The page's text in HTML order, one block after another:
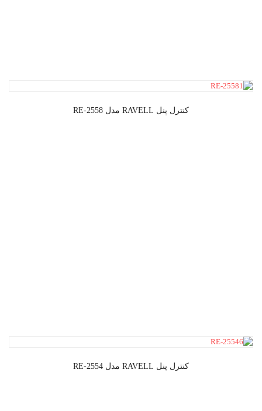
کنترل پنل RAVELL مدل RE-2558
کنترل پنل RAVELL مدل RE-2554